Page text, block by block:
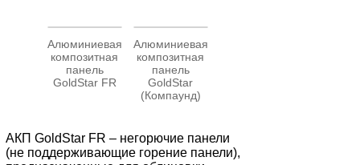
Алюминиевая
композитная
панель
GoldStar FR
Алюминиевая
композитная
панель
GoldStar
(Компаунд)
АКП GoldStar FR – негорючие панели
(не поддерживающие горение панели),